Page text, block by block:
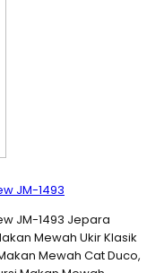
JM-1493
JM-1493 Jepara
Mewah Ukir Klasik
Mewah Cat Duco,